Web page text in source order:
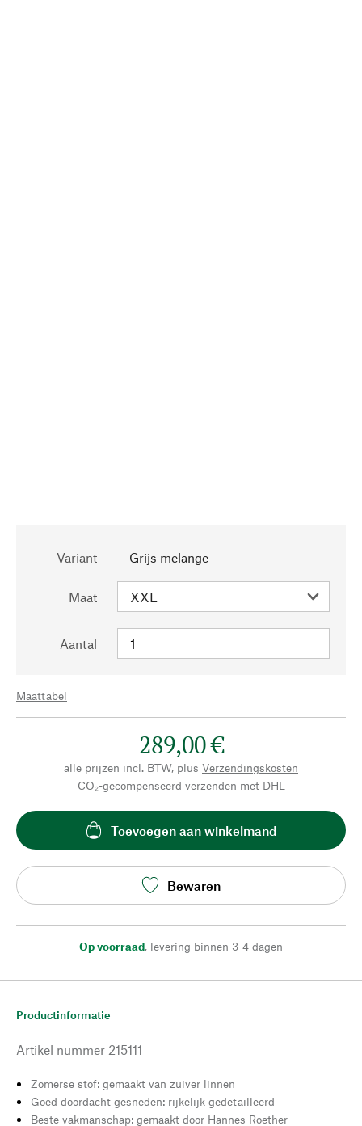
Variant Grijs melange
Maat
Aantal
Maattabel
289,00 €
alle prijzen incl. BTW, plus Verzendingskosten
CO₂-gecompenseerd verzenden met DHL
Toevoegen aan winkelmand
Bewaren
Op voorraad, levering binnen 3-4 dagen
Productinformatie
Artikel nummer 215111
Zomerse stof: gemaakt van zuiver linnen
Goed doordacht gesneden: rijkelijk gedetailleerd
Beste vakmanschap: gemaakt door Hannes Roether